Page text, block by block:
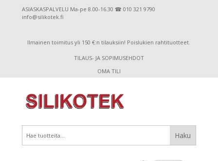
ASIASKASPALVELU Ma-pe 8.00-16.30 ☎ 010 321 9790
info@silikotek.fi
Ilmainen toimitus yli 150 €:n tilauksiin! Poislukien rahtituotteet.
TILAUS- JA SOPIMUSEHDOT
OMA TILI